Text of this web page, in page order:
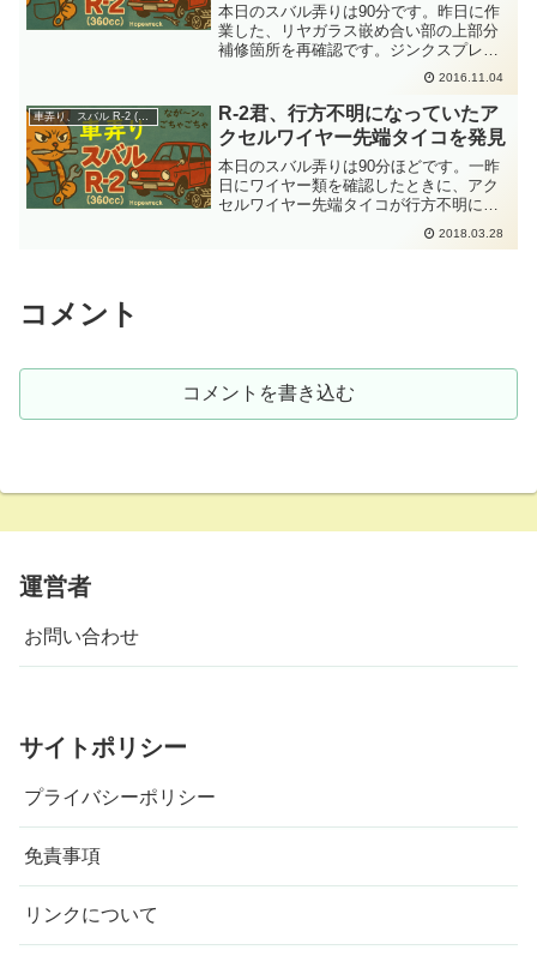
本日のスバル弄りは90分です。昨日に作
業した、リヤガラス嵌め合い部の上部分
補修箇所を再確認です。ジンクスプレー
が乾燥して色がついたので問題個所がわ
かりやすくなってます。左上コーナー部
分に、余剰ハンダの研磨がいまいち仕上
げになっているところが...
2016.11.04
車弄り、スバル R-2 (360cc)
R-2君、行方不明になっていたア
クセルワイヤー先端タイコを発見
本日のスバル弄りは90分ほどです。一昨
日にワイヤー類を確認したときに、アク
セルワイヤー先端タイコが行方不明にな
っていることが発覚です。小さい部品だ
が、無いと困ります。もし紛失したとし
2018.03.28
コメント
コメントを書き込む
運営者
お問い合わせ
サイトポリシー
プライバシーポリシー
免責事項
リンクについて